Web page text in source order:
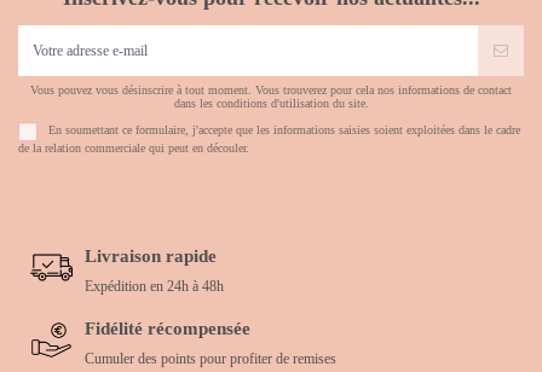
Vous pouvez vous désinscrire à tout moment. Vous trouverez pour cela nos informations de contact
dans les conditions d'utilisation du site.
En soumettant ce formulaire, j'accepte que les informations saisies soient exploitées dans le cadre
de la relation commerciale qui peut en découler.
Livraison rapide
Expédition en 24h à 48h
Fidélité récompensée
Cumuler des points pour profiter de remises